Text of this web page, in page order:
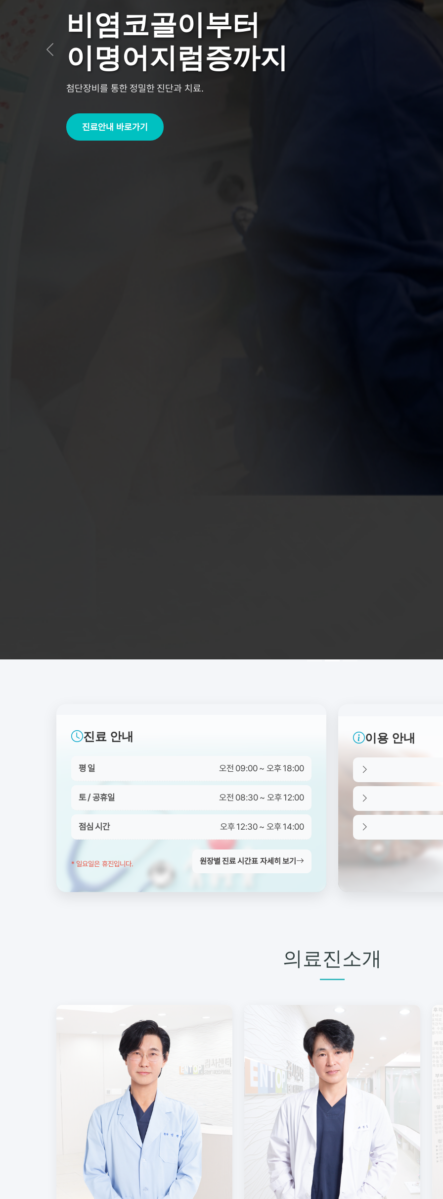
다양한 이비인후과 수술과
입원이 가능한 병원급 서비스
여러분의 작은 불편함에도 귀 기울이며, 마음까지 치유하는 병원이 되겠습니다.
오시는 길 확인하기
Previous
진료 안내
평 일 오전 09:00 ~ 오후 18:00
토 / 공휴일 오전 08:30 ~ 오후 12:00
점심 시간 오후 12:30 ~ 오후 14:00
* 일요일은 휴진입니다. 원장별 진료 시간표 자세히 보기
이용 안내
의료진소개
자세히 보기 진료일정 자세히 보기 진료일정